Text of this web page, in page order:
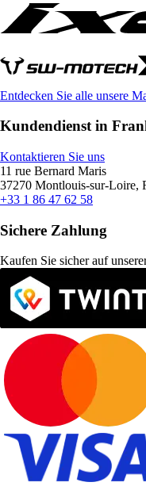
Entdecken Sie alle unsere
Kundendienst in
Kontaktieren Sie uns
11 rue Bernard Maris
37270 Montlouis-sur-Loire,
+33 1 86 47 62 58
Sichere Zahlung
Kaufen Sie sicher auf